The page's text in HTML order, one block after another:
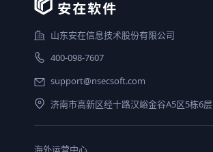
山东安在信息技术股份有限公司
400-098-7607
support@nsecsoft.com
济南市高新区经十路汉峪金谷A5区5栋6层
海外运营中心